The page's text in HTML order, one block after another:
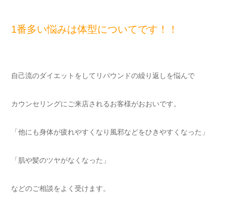
1番多い悩みは体型についてです！！
自己流のダイエットをしてリバウンドの繰り返しを悩んで
カウンセリングにご来店されるお客様がおおいです。
「他にも身体が疲れやすくなり風邪などをひきやすくなった」
「肌や髪のツヤがなくなった」
などのご相談をよく受けます。